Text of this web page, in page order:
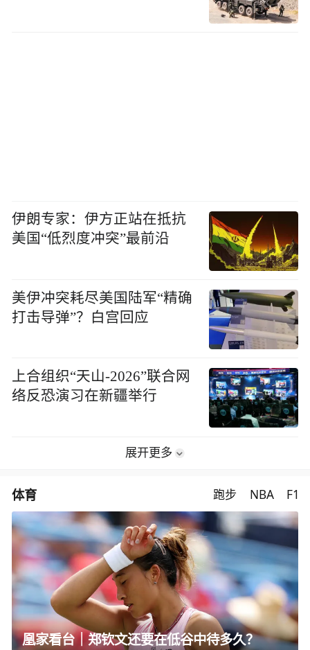
伊朗专家：伊方正站在抵抗
美国“低烈度冲突”最前沿
美伊冲突耗尽美国陆军“精确
打击导弹”？白宫回应
上合组织“天山-2026”联合网
络反恐演习在新疆举行
展开更多
体育 跑步 NBA F1
凰家看台｜郑钦文还要在低谷中待多久？